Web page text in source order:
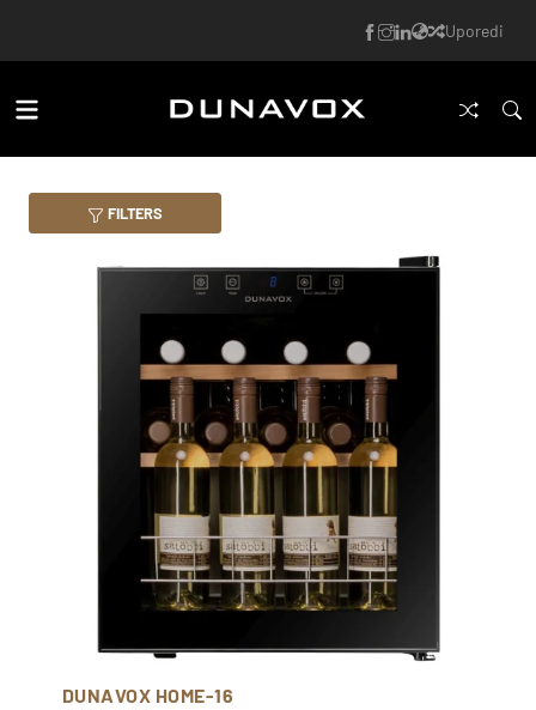
Uporedi
FILTERS
DUNAVOX HOME-16